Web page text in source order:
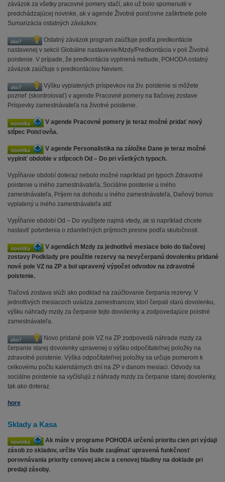
záväzok za všetky pracovné pomery stačí, ako už bolo spomenuté v
predchádzajúcej novinke, ak v agende Životné poisťovne zaškrtnete pole
Sumarizácia ostatných záväzkov.
Ostatný záväzok program zaúčtuje podľa predkontácie
nastavenej v sekcii Globálne nastavenie/Mzdy/Predkontácia v poli Životné
poistenie. V prípade, že predkontácia vyplnená nebude, POHODA ostatný
záväzok zaúčtuje s predkontáciou Neviem.
Výšku vyplatených príspevkov na živ. poistenie si môžete
pozrieť (skontrolovať) v agende Pracovné pomery na tlačovej zostave
Príspevky zamestnávateľa na životné poistenie.
V agende Pracovné pomery je teraz možné pridať nový
stĺpec Poisťovňa.
V agende Personalistika na záložke Dane je teraz možné
vyplniť obdobie v stĺpcoch Od – Do pri všetkých typoch.
Vypĺňanie období doteraz nebolo možné napríklad pri typoch Zdravotné
poistenie u iného zamestnávateľa, Sociálne poistenie u iného
zamestnávateľa, Príjem na dohodu u iného zamestnávateľa, Daňový bonus
vyplatený u iného zamestnávateľa atď.
Vypĺňanie období Od – Do využijete najmä vtedy, ak si napríklad chcete
nastaviť potvrdenia o zdaniteľných príjmoch presne podľa skutočnosti.
V agendách Mzdy za jednotlivé mesiace bolo do tlačovej
zostavy Podklady pre použitie rezervy na nevyčerpanú dovolenku pridané
nové pole VZ na ZP a bol upravený výpočet odvodov na zdravotné
poistenie.
Tlačová zostava slúži ako podklad na zaúčtovanie čerpania rezervy. V
jednotlivých mesiacoch uvádza zamestnancov, ktorí čerpali starú dovolenku,
výšku náhrady mzdy za čerpanie tejto dovolenky a zodpovedajúce poistné
zamestnávateľa.
Novo pridané pole VZ na ZP zodpovedá náhrade mzdy za
čerpanie starej dovolenky upravenej o výšku odpočítateľnej položky na
zdravotné poistenie. Výška odpočítateľnej položky sa určuje pomerom k
celkovému počtu kalendárnych dní na ZP v danom mesiaci. Odvody na
sociálne poistenie sa vyčísľujú z náhrady mzdy za čerpanie starej dovolenky,
tak ako doteraz.
hore
Sklady a Kasa
Ak máte v programe POHODA určenú prioritu cien pri výdaji
zásob zo skladov, určite Vás bude zaujímať upravená funkčnosť
porovnávania priority cenovej akcie a cenovej hladiny na doklade pri
predaji zásoby.